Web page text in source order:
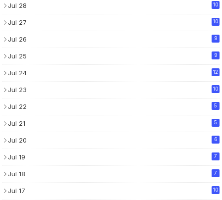
Jul 28 10
Jul 27 10
Jul 26 9
Jul 25 9
Jul 24 12
Jul 23 10
Jul 22 5
Jul 21 5
Jul 20 6
Jul 19 7
Jul 18 7
Jul 17 10